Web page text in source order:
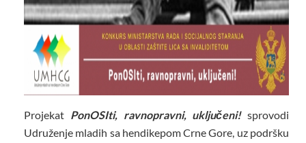
Projekat PonOSIti, ravnopravni, uključeni!sprovodi
Udruženje mladih sa hendikepom Crne Gore, uz podršku